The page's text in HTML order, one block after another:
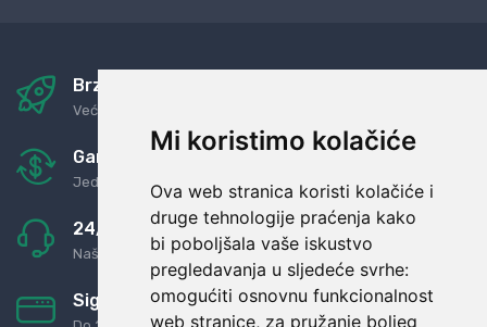
Mi koristimo kolačiće
Ova web stranica koristi kolačiće i
druge tehnologije praćenja kako
bi poboljšala vaše iskustvo
pregledavanja u sljedeće svrhe:
omogućiti osnovnu funkcionalnost
web stranice, za pružanje boljeg
Brza i sigurna dostava
Već za nekoliko dana kod vas
Garancija u povrat novaca
Jednostavno pravilo: Roba za novac
24/7 odlična podrška
Naši agenti uvijek na raspolaganju
Sigurno obročno plaćanje